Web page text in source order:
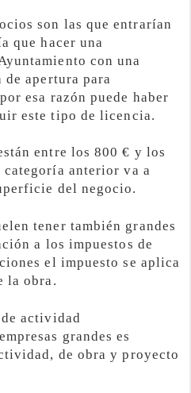
son las que entrarían
que hacer una
con una
apertura para
esa razón puede haber
este tipo de licencia.
entre los 800 € y los
categoría anterior va a
del negocio.
tener también grandes
a los impuestos de
el impuesto se aplica
la obra.
actividad
grandes es
de obra y proyecto